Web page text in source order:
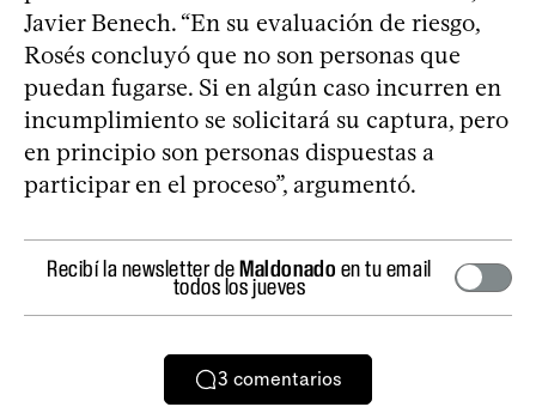
Javier Benech. “En su evaluación de riesgo,
Rosés concluyó que no son personas que
puedan fugarse. Si en algún caso incurren en
incumplimiento se solicitará su captura, pero
en principio son personas dispuestas a
participar en el proceso”, argumentó.
Recibí la newsletter deMaldonado en tu email
todos los jueves
3 comentarios